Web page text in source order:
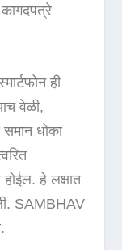
ही
वेळी,
समान धोका
हे लक्षात
SAMBHAV